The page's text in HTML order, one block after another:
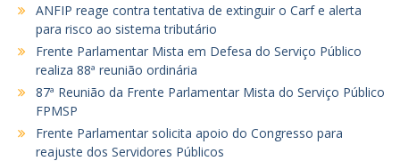
ANFIP reage contra tentativa de extinguir o Carf e alerta
para risco ao sistema tributário
Frente Parlamentar Mista em Defesa do Serviço Público
realiza 88ª reunião ordinária
87ª Reunião da Frente Parlamentar Mista do Serviço Público
FPMSP
Frente Parlamentar solicita apoio do Congresso para
reajuste dos Servidores Públicos